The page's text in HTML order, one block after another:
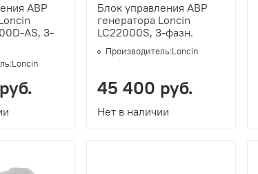
АВР
AS, 3-
Loncin
Блок управления АВР
генератора Loncin
LC22000S, 3-фазн.
Производитель:Loncin
Нет в наличии
45 400 руб.